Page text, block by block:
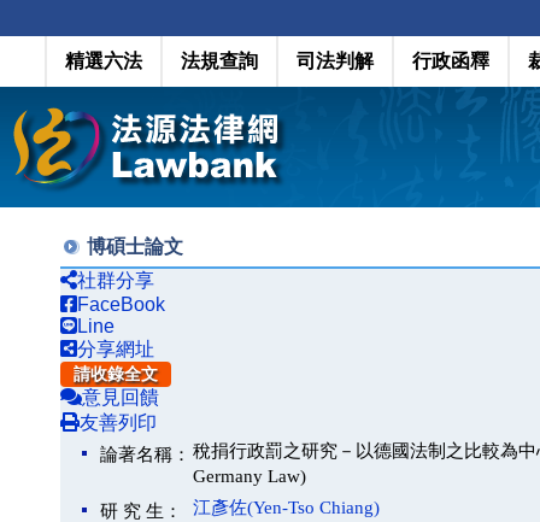
精選六法 法規查詢 司法判解 行政函釋
博碩士論文
社群分享
FaceBook
Line
分享網址
請收錄全文
意見回饋
友善列印
論著名稱： 稅捐行政罰之研究－以德國法制之比較為中
Germany Law)
研 究 生：
江彥佐(Yen-Tso Chiang)